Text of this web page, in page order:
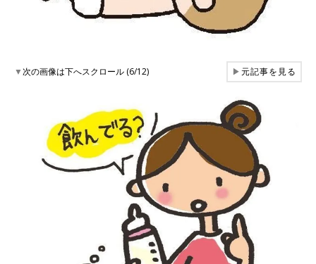
▼次の画像は下へスクロール (6/12) ▶元記事を見る